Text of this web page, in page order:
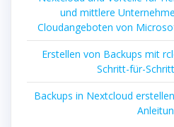
und mittlere
Cloudangeboten von
Erstellen von Backups mit
Schritt-für-
Backups in Nextcloud